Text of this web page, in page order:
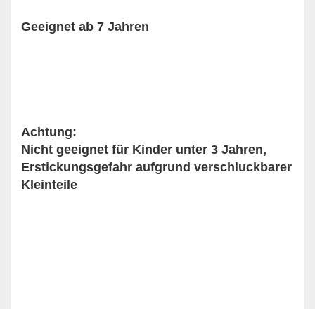
Geeignet ab 7 Jahren
Achtung:
Nicht geeignet für Kinder unter 3 Jahren,
Erstickungsgefahr aufgrund verschluckbarer
Kleinteile